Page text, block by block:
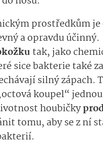
prostředkům je
a opravdu účinný.
tak, jako
sice bakterie také
silný zápach.
koupel“
houbičky
tomu, aby se z ní